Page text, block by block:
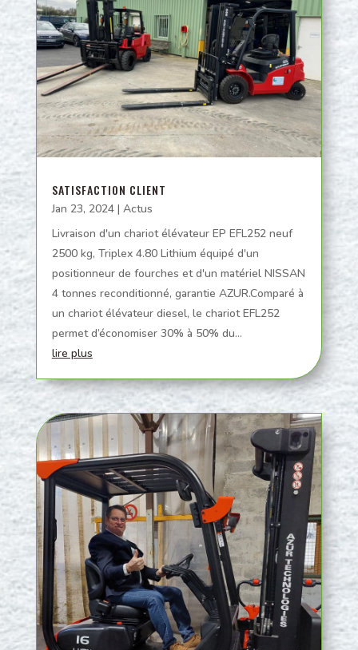
SATISFACTION CLIENT
Jan 23, 2024| Actus
Livraison d'un chariot élévateur EP EFL252 neuf
2500 kg, Triplex 4.80 Lithium équipé d'un
positionneur de fourches et d'un matériel NISSAN
4 tonnes reconditionné, garantie AZUR.Comparé à
un chariot élévateur diesel, le chariot EFL252
permet d’économiser 30% à 50% du...
lire plus